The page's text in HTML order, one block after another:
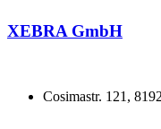
XEBRA GmbH
Cosimastr. 121,